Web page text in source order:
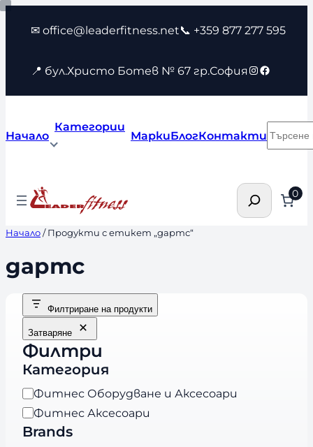
Към
съдържанието
✉ office@leaderfitness.net📞 +359 877 277 595
📍 бул.Христо Ботев № 67 гр.София Instagram
Facebook
Начало
Категории
МаркиБлогКонтакти
Търсене 0
Начало/ Продукти с етикет „дартс“
дартс
Филтриране на продукти
Затваряне
Филтри
Категория
К
а
т
Фитнес Оборудване и Аксесоари
Фитнес Аксесоари
Brands